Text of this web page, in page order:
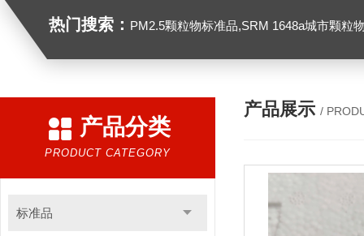
热门搜索： PM2.5颗粒物标准品,SRM 1648a城市颗粒物,SRM 1649B
产品分类
PRODUCT CATEGORY
标准品
产品展示 /